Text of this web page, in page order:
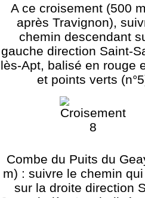
A ce croisement (500
après Travignon),
chemin descendant
gauche direction Saint-
lès-Apt, balisé en rouge
et points verts
Combe du Puits du
m) : suivre le chemin
sur la droite direction